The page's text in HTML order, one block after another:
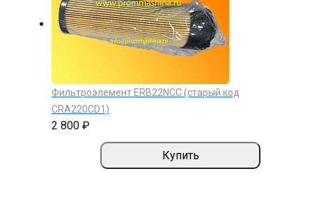
Фильтроэлемент ERB22NCC (старый код
CRA220CD1)
2 800 ₽
Купить